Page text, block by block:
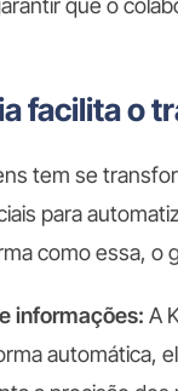
que o
facilita o
tem se
para
como essa, o
informações: A
automática,